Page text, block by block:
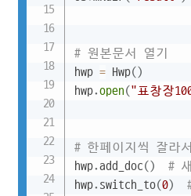
# 원본문서 열기
hwp = Hwp()
hwp.open("표창장
# 한페이지씩 잘라
hwp.add_doc()
#
hwp. switch_to(0)